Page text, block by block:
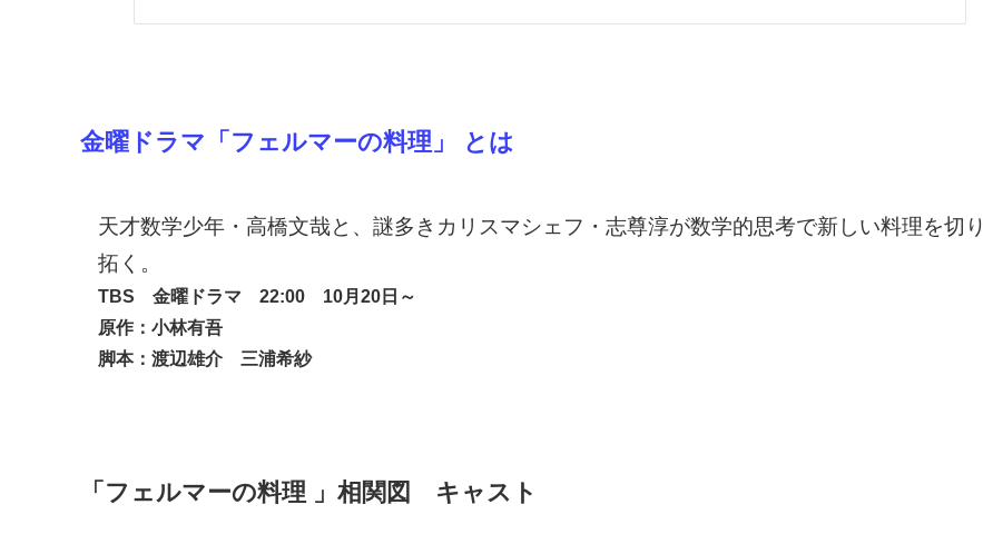
金曜ドラマ「フェルマーの料理」 とは
天才数学少年・高橋文哉と、謎多きカリスマシェフ・志尊淳が数学的思考で新しい料理を切り
拓く。
TBS 金曜ドラマ 22:00 10月20日～
原作：小林有吾
脚本：渡辺雄介 三浦希紗
「フェルマーの料理 」相関図 キャスト